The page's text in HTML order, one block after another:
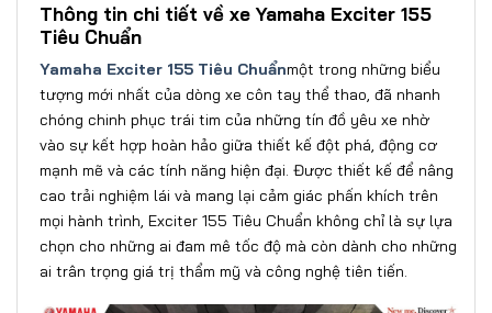
Thông tin chi tiết về xe Yamaha Exciter 155
Tiêu Chuẩn
Yamaha Exciter 155 Tiêu Chuẩnmột trong những biểu
tượng mới nhất của dòng xe côn tay thể thao, đã nhanh
chóng chinh phục trái tim của những tín đồ yêu xe nhờ
vào sự kết hợp hoàn hảo giữa thiết kế đột phá, động cơ
mạnh mẽ và các tính năng hiện đại. Được thiết kế để nâng
cao trải nghiệm lái và mang lại cảm giác phấn khích trên
mọi hành trình, Exciter 155 Tiêu Chuẩn không chỉ là sự lựa
chọn cho những ai đam mê tốc độ mà còn dành cho những
ai trân trọng giá trị thẩm mỹ và công nghệ tiên tiến.